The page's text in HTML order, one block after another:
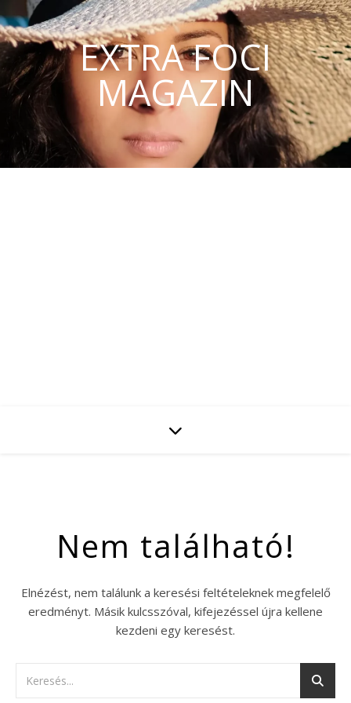
EXTRA FOCI
MAGAZIN
Nem található!
Elnézést, nem találunk a keresési feltételeknek megfelelő
eredményt. Másik kulcsszóval, kifejezéssel újra kellene
kezdeni egy keresést.